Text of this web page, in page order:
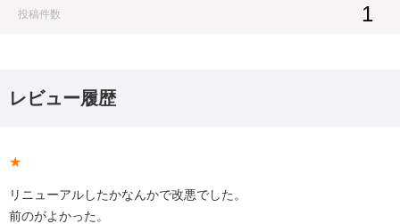
投稿件数 1
レビュー履歴
★
リニューアルしたかなんかで改悪でした。
前のがよかった。